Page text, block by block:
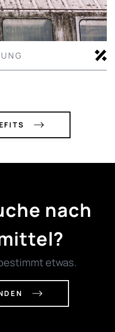
nach
etwas.